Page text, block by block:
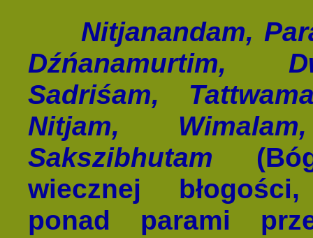
Nitjanandam,
Dźńanamurtim,
Sadriśam,
Nitjam,
Sakszibhutam
wiecznej
ponad parami